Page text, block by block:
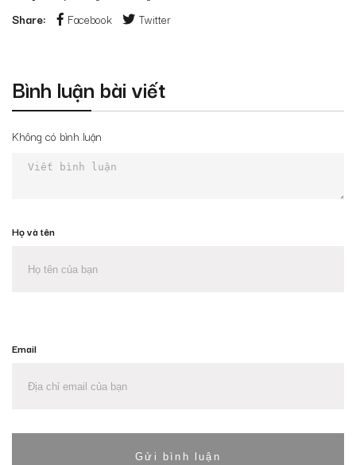
Share:
Facebook Twitter
Bình luận bài viết
Không có bình luận
Họ và tên
Email